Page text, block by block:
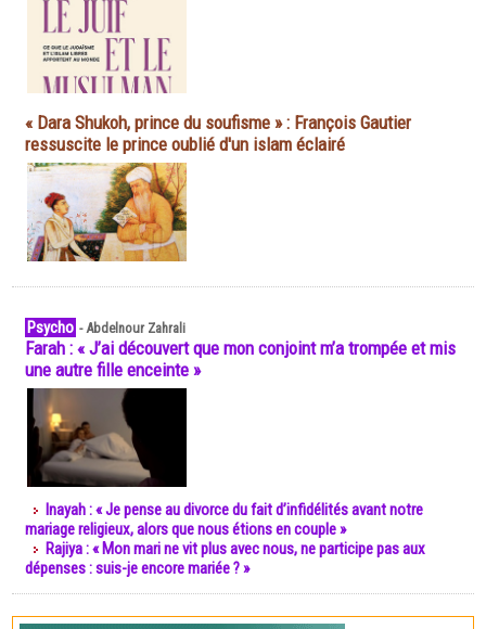
« Dara Shukoh, prince du soufisme » : François Gautier
ressuscite le prince oublié d'un islam éclairé
Psycho -Abdelnour Zahrali
Farah : « J’ai découvert que mon conjoint m’a trompée et mis
une autre fille enceinte »
Inayah : « Je pense au divorce du fait d’infidélités avant notre
mariage religieux, alors que nous étions en couple »
Rajiya : « Mon mari ne vit plus avec nous, ne participe pas aux
dépenses : suis-je encore mariée ? »